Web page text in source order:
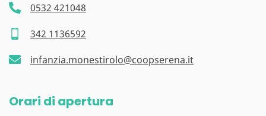
0532 421048
342 1136592
infanzia.monestirolo@coopserena.it
Orari di apertura